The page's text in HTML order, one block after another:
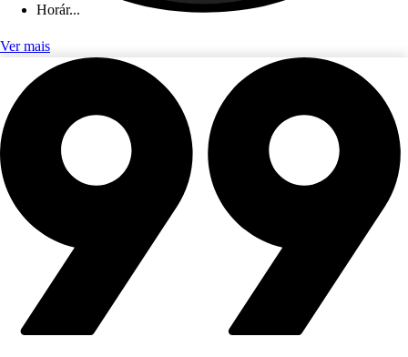
Horár...
Ver mais